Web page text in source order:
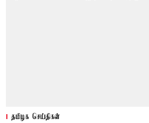
தமிழக செய்திகள்